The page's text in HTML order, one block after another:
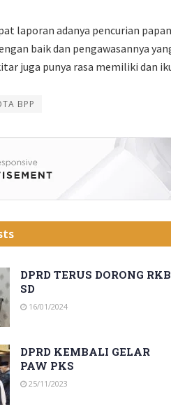
laporan adanya pencurian
baik dan pengawasannya
juga punya rasa memiliki dan
BPP
DPRD TERUS DORONG RKB
SD
16/01/2024
DPRD KEMBALI GELAR
PAW PKS
25/11/2023